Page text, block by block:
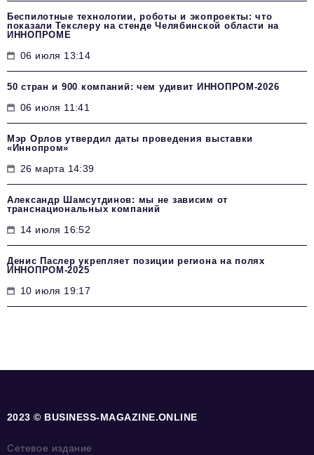
Беспилотные технологии, роботы и экопроекты: что
показали Текслеру на стенде Челябинской области на
ИННОПРОМЕ
06 июля 13:14
50 стран и 900 компаний: чем удивит ИННОПРОМ‑2026
06 июля 11:41
Мэр Орлов утвердил даты проведения выставки
«Иннопром»
26 марта 14:39
Александр Шамсутдинов: мы не зависим от
транснациональных компаний
14 июля 16:52
Денис Паслер укрепляет позиции региона на полях
ИННОПРОМ-2025
10 июля 19:17
2023 © BUSINESS-MAGAZINE.ONLINE
Сетевое издание